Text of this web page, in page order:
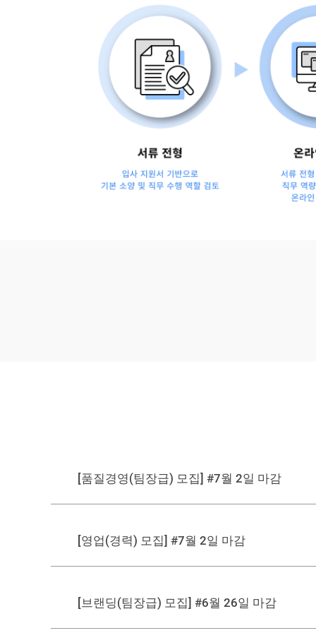
[품질경영(팀장급) 모집] #7월 2일 마감
[영업(경력) 모집] #7월 2일 마감
[브랜딩(팀장급) 모집] #6월 26일 마감